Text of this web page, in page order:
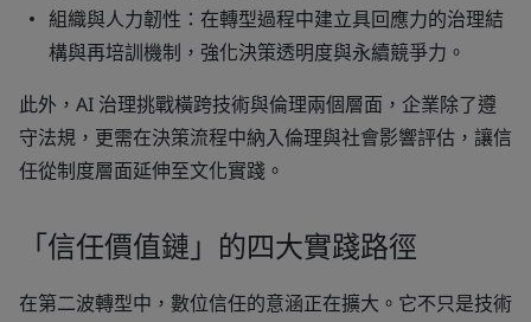
組織與人力韌性 ：在轉型過程中建立具回應力的治理結
構與再培訓機制，強化決策透明度與永續競爭力。
此外，AI 治理挑戰橫跨技術與倫理兩個層面，企業除了遵
守法規，更需在決策流程中納入倫理與社會影響評估，讓信
任從制度層面延伸至文化實踐。
「信任價值鏈」的四大實踐路徑
在第二波轉型中，數位信任的意涵正在擴大。它不只是技術